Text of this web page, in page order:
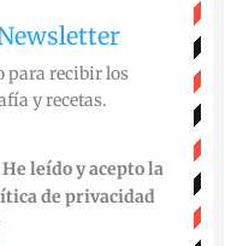
para recibir los
y recetas.
He leído y acepto la
de privacidad